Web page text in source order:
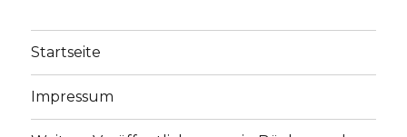
Startseite
Impressum